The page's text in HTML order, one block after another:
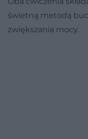
świetną metodą
zwiększania mocy.